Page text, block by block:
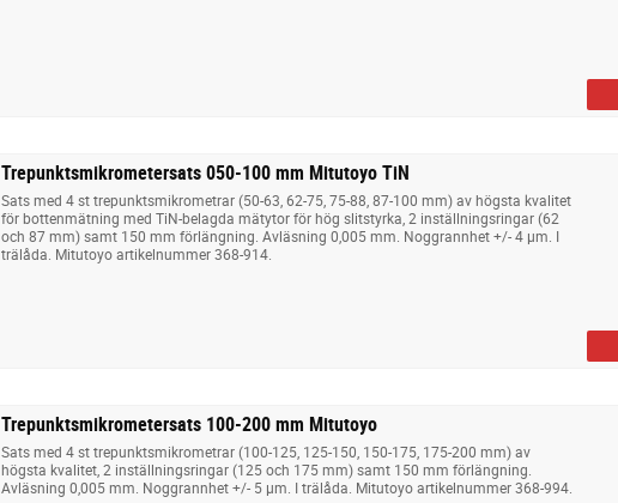
Trepunktsmikrometersats 050-100 mm Mitutoyo TiN
Sats med 4 st trepunktsmikrometrar (50-63, 62-75, 75-88, 87-100 mm) av högsta kvalitet
för bottenmätning med TiN-belagda mätytor för hög slitstyrka, 2 inställningsringar (62
och 87 mm) samt 150 mm förlängning. Avläsning 0,005 mm. Noggrannhet +/- 4 µm. I
trälåda. Mitutoyo artikelnummer 368-914.
Trepunktsmikrometersats 100-200 mm Mitutoyo
Sats med 4 st trepunktsmikrometrar (100-125, 125-150, 150-175, 175-200 mm) av
högsta kvalitet, 2 inställningsringar (125 och 175 mm) samt 150 mm förlängning.
Avläsning 0,005 mm. Noggrannhet +/- 5 µm. I trälåda. Mitutoyo artikelnummer 368-994.